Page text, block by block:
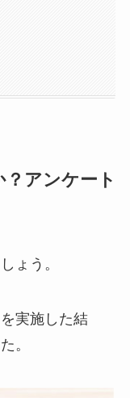
アンケート
ょう。
実施した結
。